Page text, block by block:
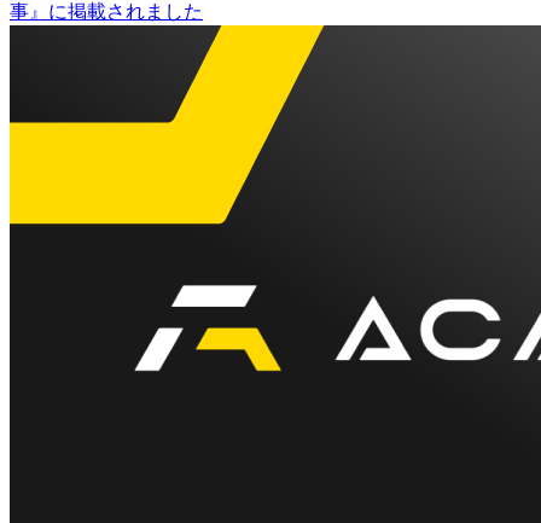
事』に掲載されました